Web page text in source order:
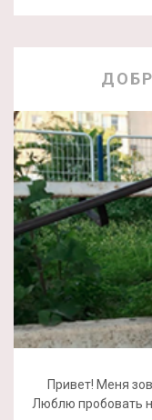
Привет! Меня
Люблю пробовать